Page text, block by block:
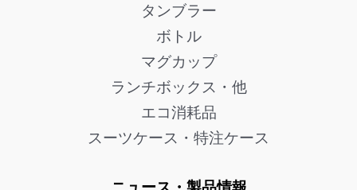
タンブラー
ボトル
マグカップ
ランチボックス・他
エコ消耗品
スーツケース・特注ケース